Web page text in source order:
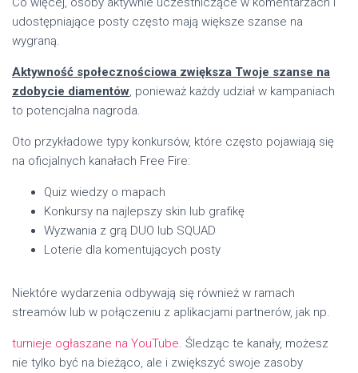
udostępniające posty często mają większe szanse na
wygraną.
Aktywność społecznościowa zwiększa Twoje szanse na
zdobycie diamentów, ponieważ każdy udział w kampaniach
to potencjalna nagroda.
Oto przykładowe typy konkursów, które często pojawiają się
na oficjalnych kanałach Free Fire:
Quiz wiedzy o mapach
Konkursy na najlepszy skin lub grafikę
Wyzwania z grą DUO lub SQUAD
Loterie dla komentujących posty
Niektóre wydarzenia odbywają się również w ramach
streamów lub w połączeniu z aplikacjami partnerów, jak np.
turnieje ogłaszane na YouTube. Śledząc te kanały, możesz
nie tylko być na bieżąco, ale i zwiększyć swoje zasoby